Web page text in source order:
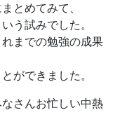
とめてみて、
う試みでした。
までの勉強の成果
ができました。
さんお忙しい中熱